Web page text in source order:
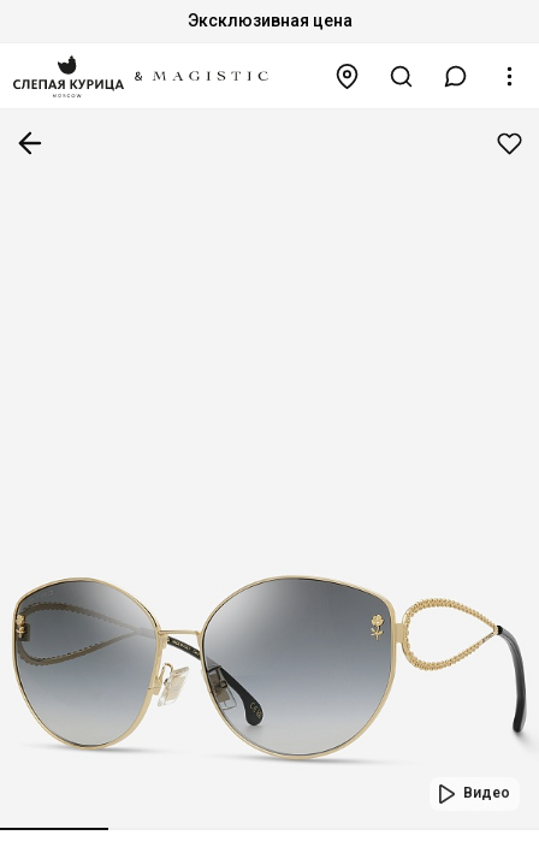
Эксклюзивная цена
Видео